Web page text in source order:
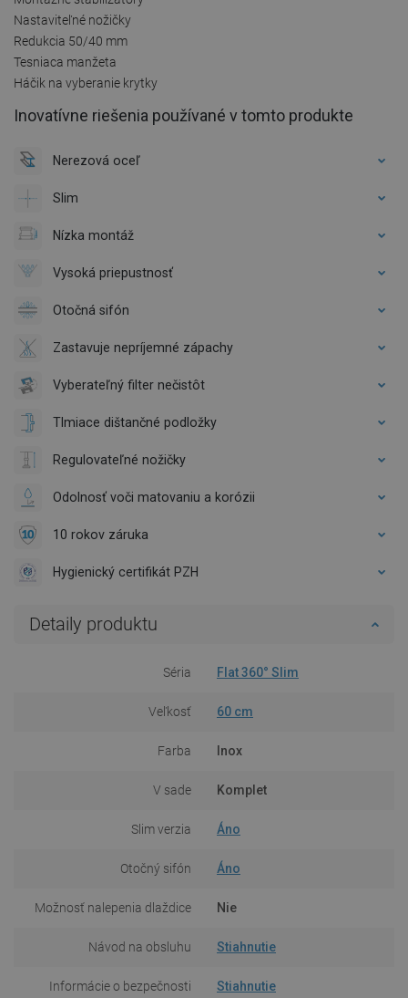
Nastaviteľné nožičky
Redukcia 50/40 mm
Tesniaca manžeta
Háčik na vyberanie krytky
Inovatívne riešenia používané v tomto produkte
Nerezová oceľ
Slim
Nízka montáž
Vysoká priepustnosť
Otočná sifón
Zastavuje nepríjemné zápachy
Vyberateľný filter nečistôt
Tlmiace dištančné podložky
Regulovateľné nožičky
Odolnosť voči matovaniu a korózii
10 rokov záruka
Hygienický certifikát PZH
Detaily produktu
Séria Flat 360° Slim
Veľkosť 60 cm
Farba Inox
V sade Komplet
Slim verzia Áno
Otočný sifón Áno
Možnosť nalepenia dlaždice Nie
Návod na obsluhu Stiahnutie
Informácie o bezpečnosti Stiahnutie